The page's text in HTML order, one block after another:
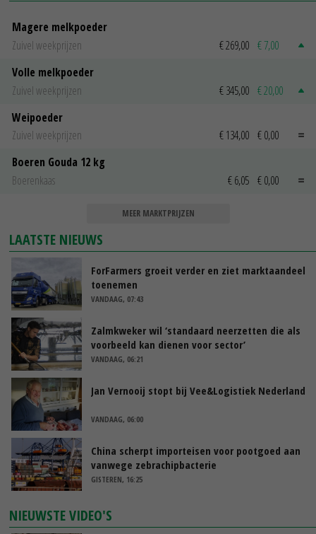
Magere melkpoeder
Zuivel weekprijzen
€ 269,00 € 7,00
Volle melkpoeder
Zuivel weekprijzen
€ 345,00 € 20,00
Weipoeder
Zuivel weekprijzen
€ 134,00 € 0,00
Boeren Gouda 12 kg
Boerenkaas
€ 6,05 € 0,00
MEER MARKTPRIJZEN
LAATSTE NIEUWS
ForFarmers groeit verder en ziet marktaandeel
toenemen
VANDAAG, 07:43
Zalmkweker wil ‘standaard neerzetten die als
voorbeeld kan dienen voor sector’
VANDAAG, 06:21
Jan Vernooij stopt bij Vee&Logistiek Nederland
VANDAAG, 06:00
China scherpt importeisen voor pootgoed aan
vanwege zebrachipbacterie
GISTEREN, 16:25
NIEUWSTE VIDEO'S